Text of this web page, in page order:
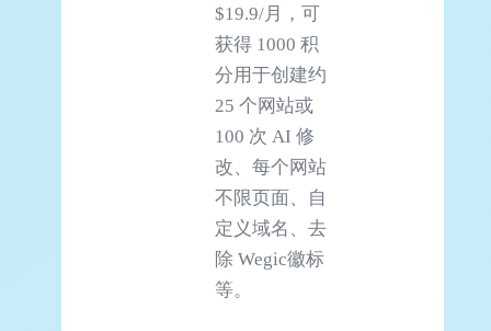
$19.9/月，可
获得 1000 积
分用于创建约
25 个网站或
100 次 AI 修
改、每个网站
不限页面、自
定义域名、去
除 Wegic徽标
等。